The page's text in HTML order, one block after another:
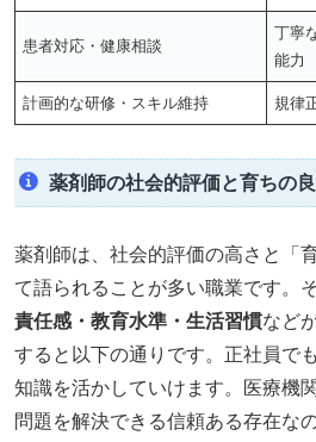
患者対応・健康相談
丁寧
能力
計画的な研修・スキル維持 規律
薬剤師の社会的評価と育ちの
薬剤師は、社会的評価の高さと「
て語られることが多い職業です。
責任感・教育水準・生活習慣など
すると以下の通りです。正社員で
知識を活かしていけます。医療機
問題を解決できる信頼ある存在な